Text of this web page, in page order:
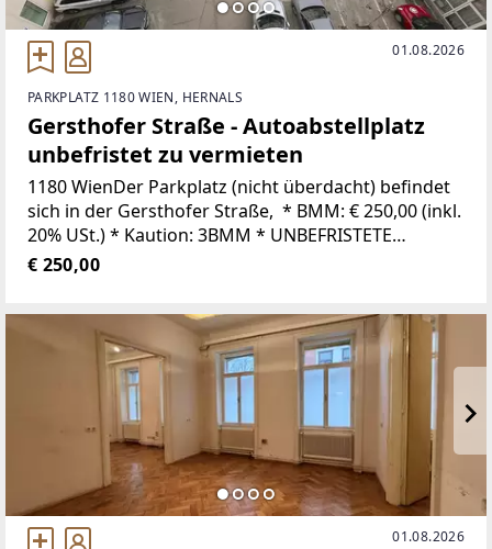
01.08.2026
PARKPLATZ 1180 WIEN, HERNALS
Gersthofer Straße - Autoabstellplatz
unbefristet zu vermieten
1180 WienDer Parkplatz (nicht überdacht) befindet
sich in der Gersthofer Straße, * BMM: € 250,00 (inkl.
20% USt.) * Kaution: 3BMM * UNBEFRISTETE
VERMIETUNG * Vergebührung an das Finanzamt: ca.
€ 250,00
01.08.2026